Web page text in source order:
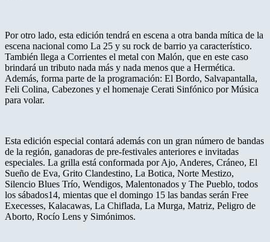
Por otro lado, esta edición tendrá en escena a otra banda mítica de la
escena nacional como La 25 y su rock de barrio ya característico.
También llega a Corrientes el metal con Malón, que en este caso
brindará un tributo nada más y nada menos que a Hermética.
Además, forma parte de la programación: El Bordo, Salvapantalla,
Feli Colina, Cabezones y el homenaje Cerati Sinfónico por Música
para volar.
Esta edición especial contará además con un gran número de bandas
de la región, ganadoras de pre-festivales anteriores e invitadas
especiales. La grilla está conformada por Ajo, Anderes, Cráneo, El
Sueño de Eva, Grito Clandestino, La Botica, Norte Mestizo,
Silencio Blues Trío, Wendigos, Malentonados y The Pueblo, todos
los sábados14, mientas que el domingo 15 las bandas serán Free
Execesses, Kalacawas, La Chiflada, La Murga, Matriz, Peligro de
Aborto, Rocío Lens y Simónimos.